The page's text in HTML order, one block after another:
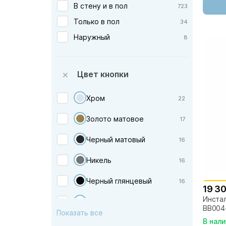
Damixa — Дания
Esbano — Испания
Excellent — Польша
Grohe — Германия
IDDIS — Россия
Ideal Standard — Германия
Isvea — Италия
Koller Pool — Австрия
Laguraty — Италия
Laufen — Швейцария
Lemark — Чехия
Migliore — Италия
В стену и в пол 723
Только в пол 34
Наружный 8
Цвет кнопки
Хром 22
Золото матовое 17
Черный матовый 16
Никель 16
Черный глянцевый 16
Показать все
19
В